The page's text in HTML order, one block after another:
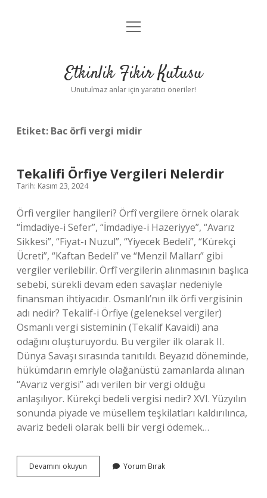
Anasayfa
Yasal Uyarı
menüyü
Etkinlik Fikir Kutusu
Unutulmaz anlar için yaratıcı öneriler!
Etiket: Bac örfi vergi midir
Tekalifi Örfiye Vergileri Nelerdir
Tarih: Kasım 23, 2024
Örfi vergiler hangileri? Örfî vergilere örnek olarak
“İmdadiye-i Sefer”, “İmdadiye-i Hazeriyye”, “Avarız
Sikkesi”, “Fiyat-ı Nuzul”, “Yiyecek Bedeli”, “Kürekçi
Ücreti”, “Kaftan Bedeli” ve “Menzil Malları” gibi
vergiler verilebilir. Örfî vergilerin alınmasının başlıca
sebebi, sürekli devam eden savaşlar nedeniyle
finansman ihtiyacıdır. Osmanlı’nın ilk örfi vergisinin
adı nedir? Tekalif-i Örfiye (geleneksel vergiler)
Osmanlı vergi sisteminin (Tekalif Kavaidi) ana
odağını oluşturuyordu. Bu vergiler ilk olarak II.
Dünya Savaşı sırasında tanıtıldı. Beyazıd döneminde,
hükümdarın emriyle olağanüstü zamanlarda alınan
“Avarız vergisi” adı verilen bir vergi olduğu
anlaşılıyor. Kürekçi bedeli vergisi nedir? XVI. Yüzyılın
sonunda piyade ve müsellem teşkilatları kaldırılınca,
avariz bedeli olarak belli bir vergi ödemek…
Devamını okuyun
Örfiye
Yorum Bırak